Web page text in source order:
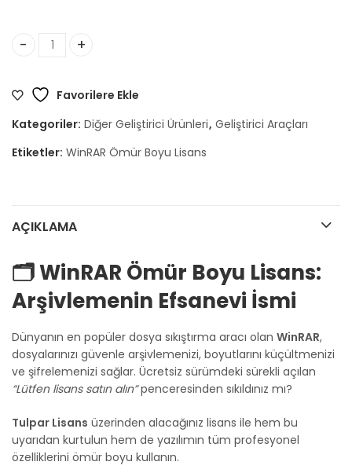
WinRAR Ömür Boyu Lisans adet
Favorilere Ekle
Kategoriler: Diğer Geliştirici Ürünleri, Geliştirici Araçları
Etiketler: WinRAR Ömür Boyu Lisans
AÇIKLAMA
🗂️ WinRAR Ömür Boyu Lisans:
Arşivlemenin Efsanevi İsmi
Dünyanın en popüler dosya sıkıştırma aracı olan WinRAR,
dosyalarınızı güvenle arşivlemenizi, boyutlarını küçültmenizi
ve şifrelemenizi sağlar. Ücretsiz sürümdeki sürekli açılan
“Lütfen lisans satın alın”penceresinden sıkıldınız mı?
Tulpar Lisans üzerinden alacağınız lisans ile hem bu
uyarıdan kurtulun hem de yazılımın tüm profesyonel
özelliklerini ömür boyu kullanın.